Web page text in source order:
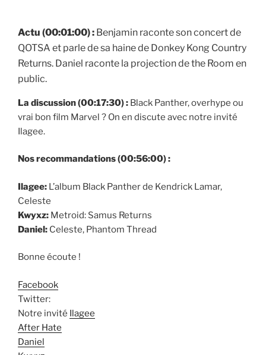
Actu (00:01:00) : Benjamin raconte son concert de
QOTSA et parle de sa haine de Donkey Kong Country
Returns. Daniel raconte la projection de the Room en
public.
La discussion (00:17:30) : Black Panther, overhype ou
vrai bon film Marvel ? On en discute avec notre invité
Ilagee.
Nos recommandations (00:56:00) :
Ilagee: L’album Black Panther de Kendrick Lamar,
Celeste
Kwyxz: Metroid: Samus Returns
Daniel: Celeste, Phantom Thread
Bonne écoute !
Facebook
Twitter:
Notre invité Ilagee
After Hate
Daniel